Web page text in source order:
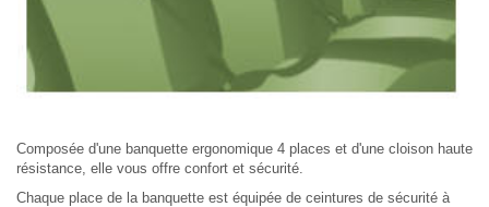
Composée d'une banquette ergonomique 4 places et d'une cloison haute
résistance, elle vous offre confort et sécurité.
Chaque place de la banquette est équipée de ceintures de sécurité à